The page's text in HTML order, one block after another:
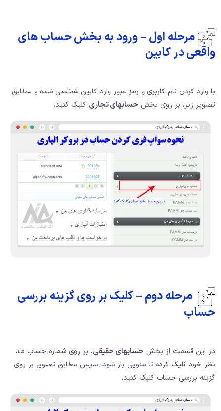
مرحله اول – ورود به بخش حساب های
واقعی در کابین
با وارد کردن نام کاربری و رمز عبور وارد کابین شخصی شده و مطابق
تصویر زیر، بر روی بخش حسابهای تجاری کلیک کنید.
مرحله دوم – کلیک بر روی گزینه بررسی
حساب
در این قسمت از بخش حسابهای حقیقی، بر روی شماره حساب مد
نظر خود کلیک کرده تا منویی باز شود، سپس مطابق تصویر بر روی
گزینه بررسی حساب کلیک کنید.